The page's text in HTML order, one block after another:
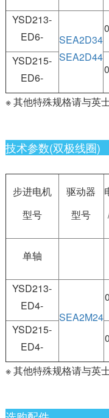
YSD213-
ED6-
SEA2D34
SEA2D44
YSD215-
ED6-
※ 其他特殊规格请与英
技术参数(双极线圈)
步进电机
型号
驱动器
型号
单轴
YSD213-
ED4-
SEA2M24
YSD215-
ED4-
※ 其他特殊规格请与英